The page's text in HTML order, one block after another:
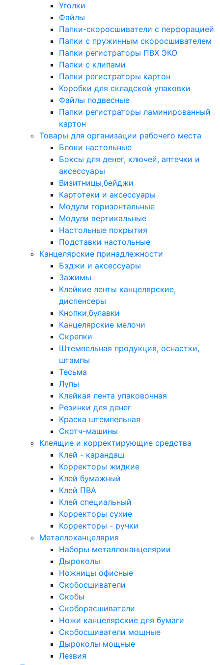
Уголки
Файлы
Папки-скоросшиватели с перфорацией
Папки с пружинным скоросшивателем
Папки регистраторы ПВХ ЭКО
Папки с клипами
Папки регистраторы картон
Коробки для складской упаковки
Файлы подвесные
Папки регистраторы ламинированный
картон
Товары для организации рабочего места
Блоки настольные
Боксы для денег, ключей, аптечки и
аксессуары
Визитницы,бейджи
Картотеки и аксессуары
Модули горизонтальные
Модули вертикальные
Настольные покрытия
Подставки настольные
Канцелярские принадлежности
Бэджи и аксессуары
Зажимы
Клейкие ленты канцелярские,
диспенсеры
Кнопки,булавки
Канцелярские мелочи
Скрепки
Штемпельная продукция, оснастки,
штампы
Тесьма
Лупы
Клейкая лента упаковочная
Резинки для денег
Краска штемпельная
Скотч-машины
Клеящие и корректирующие средства
Клей - карандаш
Корректоры жидкие
Клей бумажный
Клей ПВА
Клей специальный
Корректоры сухие
Корректоры - ручки
Металлоканцелярия
Наборы металлоканцелярии
Дыроколы
Ножницы офисные
Скобосшиватели
Скобы
Скоборасшиватели
Ножи канцелярские для бумаги
Скобосшиватели мощные
Дыроколы мощные
Лезвия